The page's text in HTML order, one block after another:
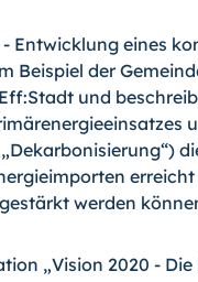
- Entwicklung eines
Beispiel der
und
werden
„Vision 2020 -